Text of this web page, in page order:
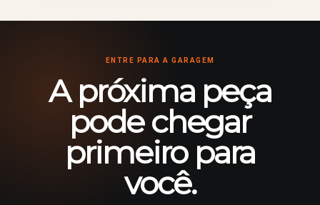
ENTRE PARA A GARAGEM
A próxima peça
pode chegar
primeiro para
você.